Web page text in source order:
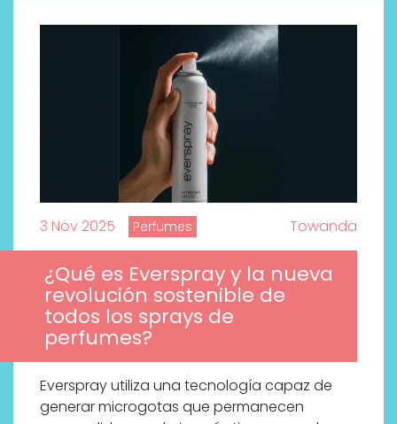
3 Nov 2025 Perfumes Towanda
¿Qué es Everspray y la nueva
revolución sostenible de
todos los sprays de
perfumes?
Everspray utiliza una tecnología capaz de
generar microgotas que permanecen